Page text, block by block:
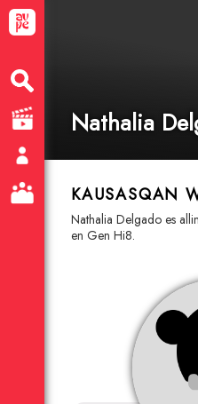
Nathalia
KAUSASQAN
Nathalia Delgado es
en Gen Hi8.